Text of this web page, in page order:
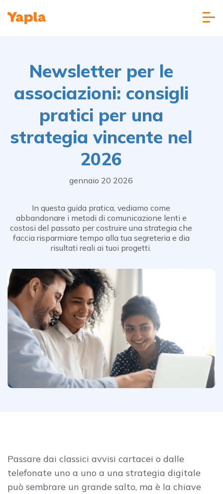
Newsletter per le
associazioni: consigli
pratici per una
strategia vincente nel
2026
gennaio 20 2026
In questa guida pratica, vediamo come
abbandonare i metodi di comunicazione lenti e
costosi del passato per costruire una strategia che
faccia risparmiare tempo alla tua segreteria e dia
risultati reali ai tuoi progetti.
Passare dai classici avvisi cartacei o dalle
telefonate uno a uno a una strategia digitale
può sembrare un grande salto, ma è la chiave